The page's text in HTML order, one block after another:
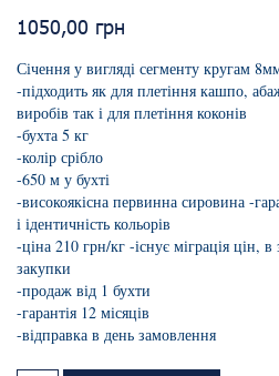
1050,00 грн
Січення у вигляді сегменту кругам
-підходить як для плетіння кашпо,
виробів так і для плетіння коконів
-бухта 5 кг
-колір срібло
-650 м у бухті
-високоякісна первинна сировина -
і ідентичність кольорів
-ціна 210 грн/кг -існує міграція цін, в
закупки
-продаж від 1 бухти
-гарантія 12 місяців
-відправка в день замовлення